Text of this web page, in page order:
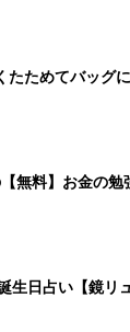
たためてバッグ
無料】お金の勉
日占い【鏡リ